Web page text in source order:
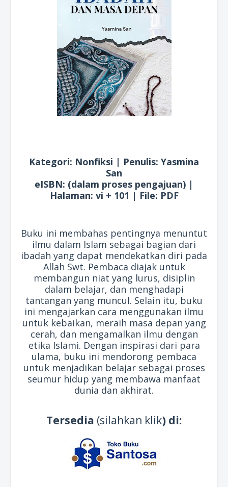
Kategori: Nonfiksi | Penulis: Yasmina
San
eISBN: (dalam proses pengajuan) |
Halaman: vi + 101 | File: PDF
Buku ini membahas pentingnya menuntut
ilmu dalam Islam sebagai bagian dari
ibadah yang dapat mendekatkan diri pada
Allah Swt. Pembaca diajak untuk
membangun niat yang lurus, disiplin
dalam belajar, dan menghadapi
tantangan yang muncul. Selain itu, buku
ini mengajarkan cara menggunakan ilmu
untuk kebaikan, meraih masa depan yang
cerah, dan mengamalkan ilmu dengan
etika Islami. Dengan inspirasi dari para
ulama, buku ini mendorong pembaca
untuk menjadikan belajar sebagai proses
seumur hidup yang membawa manfaat
dunia dan akhirat.
Tersedia (silahkan klik) di: